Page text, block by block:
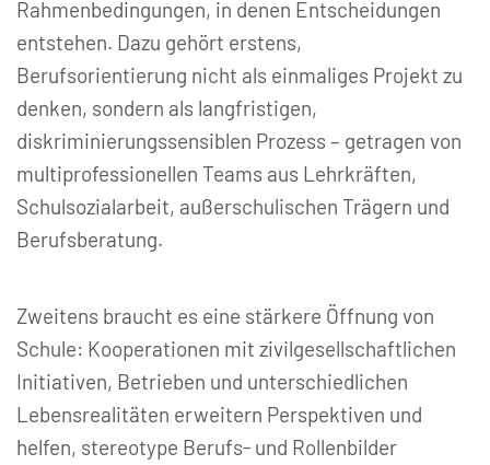
Rahmenbedingungen, in denen Entscheidungen
entstehen. Dazu gehört erstens,
Berufsorientierung nicht als einmaliges Projekt zu
denken, sondern als langfristigen,
diskriminierungssensiblen Prozess – getragen von
multiprofessionellen Teams aus Lehrkräften,
Schulsozialarbeit, außerschulischen Trägern und
Berufsberatung.
Zweitens braucht es eine stärkere Öffnung von
Schule: Kooperationen mit zivilgesellschaftlichen
Initiativen, Betrieben und unterschiedlichen
Lebensrealitäten erweitern Perspektiven und
helfen, stereotype Berufs- und Rollenbilder